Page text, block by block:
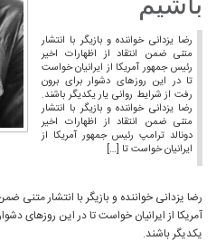
رضا یزدانی خواننده و بازیگر با انتشار
متنی ضمن انتقاد از اظهارات اخیر
رئیس جمهور آمریکا از ایرانیان خواست
تا در این روزهای دشوار برای برون
رفت از شرایط روانی یار یکدیگر باشند.
رضا یزدانی خواننده و بازیگر با انتشار
متنی ضمن انتقاد از اظهارات اخیر
دونالد ترامپ رئیس جمهور آمریکا از
ایرانیان خواست تا […]
رضا یزدانی خواننده و بازیگر با انتشار متنی
آمریکا از ایرانیان خواست تا در این روزهای
یکدیگر باشند.